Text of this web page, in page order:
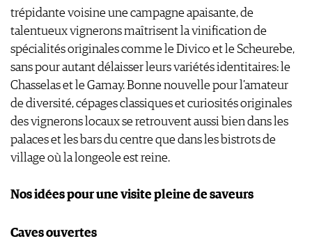
CGV & PROTECTION DES
DONNÉES
FAQ
trépidante voisine une campagne apaisante, de
talentueux vignerons maîtrisent la vinification de
spécialités originales comme le Divico et le Scheurebe,
sans pour autant délaisser leurs variétés identitaires: le
Chasselas et le Gamay. Bonne nouvelle pour l’amateur
de diversité, cépages classiques et curiosités originales
des vignerons locaux se retrouvent aussi bien dans les
palaces et les bars du centre que dans les bistrots de
village où la longeole est reine.
Nos idées pour une visite pleine de saveurs
Caves ouvertes